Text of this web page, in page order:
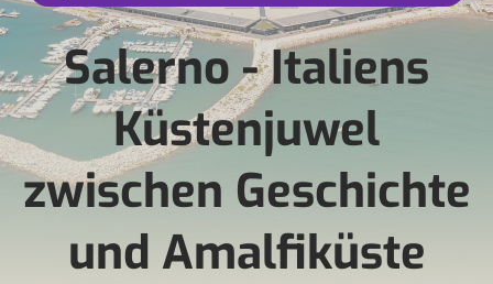
Salerno - Italiens
Küstenjuwel
zwischen Geschichte
und Amalfiküste